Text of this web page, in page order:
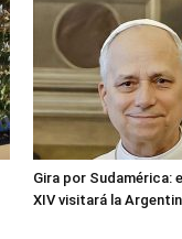
Gira por Sudamérica:
XIV visitará la